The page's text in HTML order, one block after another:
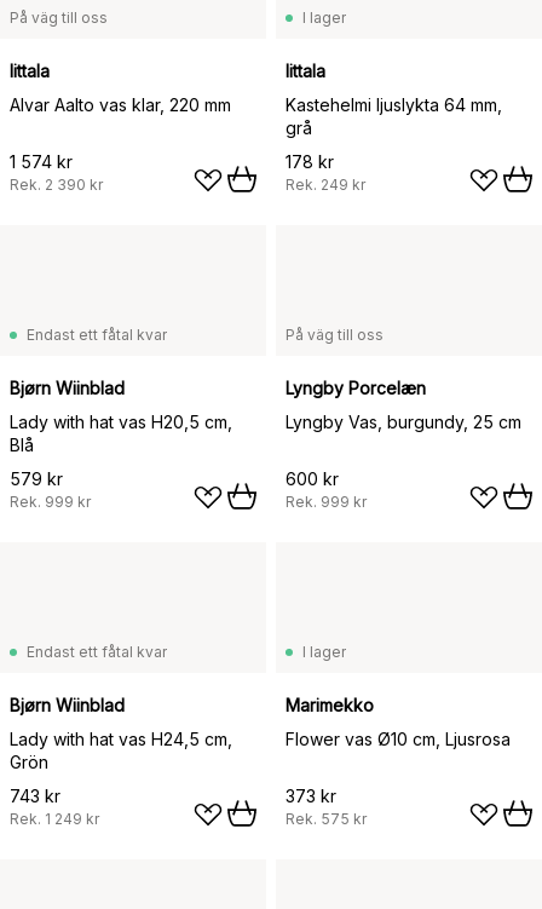
På väg till oss
Iittala
Alvar Aalto vas klar, 220 mm
1 574 kr
Rek. 2 390 kr
I lager
Iittala
Kastehelmi ljuslykta 64 mm,
grå
178 kr
Rek. 249 kr
Endast ett fåtal kvar
Bjørn Wiinblad
Lady with hat vas H20,5 cm,
Blå
579 kr
Rek. 999 kr
På väg till oss
Lyngby Porcelæn
Lyngby Vas, burgundy, 25 cm
600 kr
Rek. 999 kr
Endast ett fåtal kvar
Bjørn Wiinblad
Lady with hat vas H24,5 cm,
Grön
743 kr
Rek. 1 249 kr
I lager
Marimekko
Flower vas Ø10 cm, Ljusrosa
373 kr
Rek. 575 kr